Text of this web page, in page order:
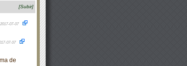
[Subir]
2017-07-07
07-07
de